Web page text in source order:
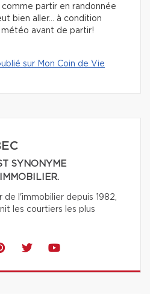
comme partir en randonnée
bien aller… à condition
météo avant de partir!
sur Mon Coin de Vie
SYNONYME
l'immobilier depuis 1982,
les courtiers les plus